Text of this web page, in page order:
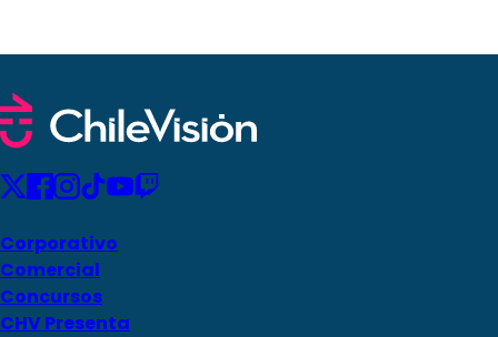
Corporativo
Comercial
Concursos
CHV Presenta